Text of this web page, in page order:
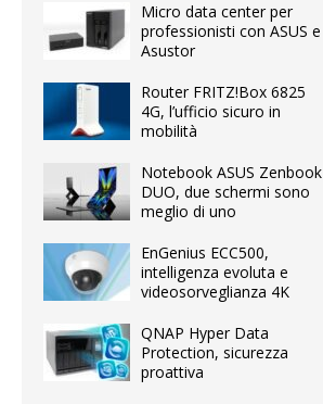
Micro data center per
professionisti con ASUS e
Asustor
Router FRITZ!Box 6825
4G, l’ufficio sicuro in
mobilità
Notebook ASUS Zenbook
DUO, due schermi sono
meglio di uno
EnGenius ECC500,
intelligenza evoluta e
videosorveglianza 4K
QNAP Hyper Data
Protection, sicurezza
proattiva